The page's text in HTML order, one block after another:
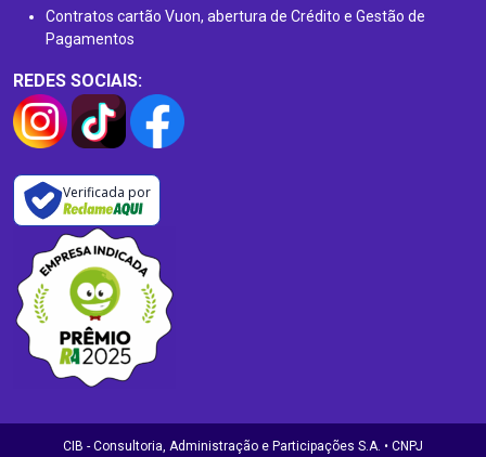
Contratos cartão Vuon, abertura de Crédito e Gestão de
Pagamentos
REDES SOCIAIS:
Verificada por
CIB - Consultoria, Administração e Participações S.A. • CNPJ